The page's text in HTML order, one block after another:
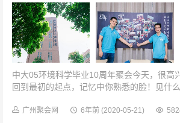
中大05环境科学毕业10周年聚会今天，很高
回到最初的起点，记忆中你熟悉的脸！见什
年，我们作为新生，从...
广州聚会网 6年前 (2020-05-21)